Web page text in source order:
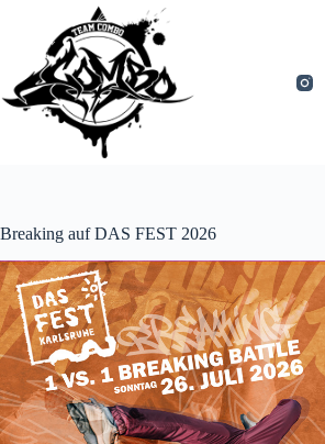
springen
Breaking auf DAS FEST 2026